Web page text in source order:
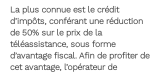
La plus connue est le crédit
d’impôts, conférant une réduction
de 50% sur le prix de la
téléassistance, sous forme
d’avantage fiscal. Afin de profiter de
cet avantage, l’opérateur de